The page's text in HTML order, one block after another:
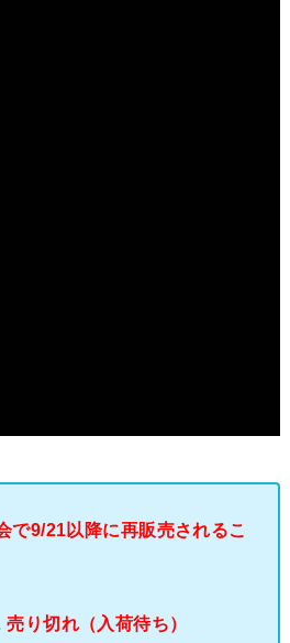
で9/21以降に再販売されるこ
売り切れ（入荷待ち）